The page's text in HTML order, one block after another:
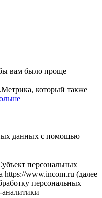
вам было проще
который также
данных с помощью
персональных
https://www.incom.ru (далее
персональных